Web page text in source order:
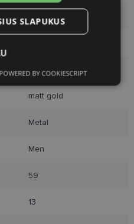
POLAROID
M
matt gold
Metal
Men
59
13
SLAPUKUS
Rinkodaros
slapukai
POWERED BY COOKIESCRIPT